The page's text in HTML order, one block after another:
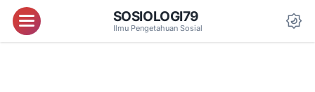
Menu SOSIOLOGI79
Ilmu Pengetahuan Sosial